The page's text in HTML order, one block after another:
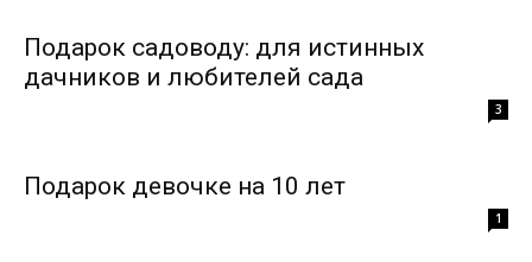
Подарок садоводу: для истинных
дачников и любителей сада
3
Подарок девочке на 10 лет
1